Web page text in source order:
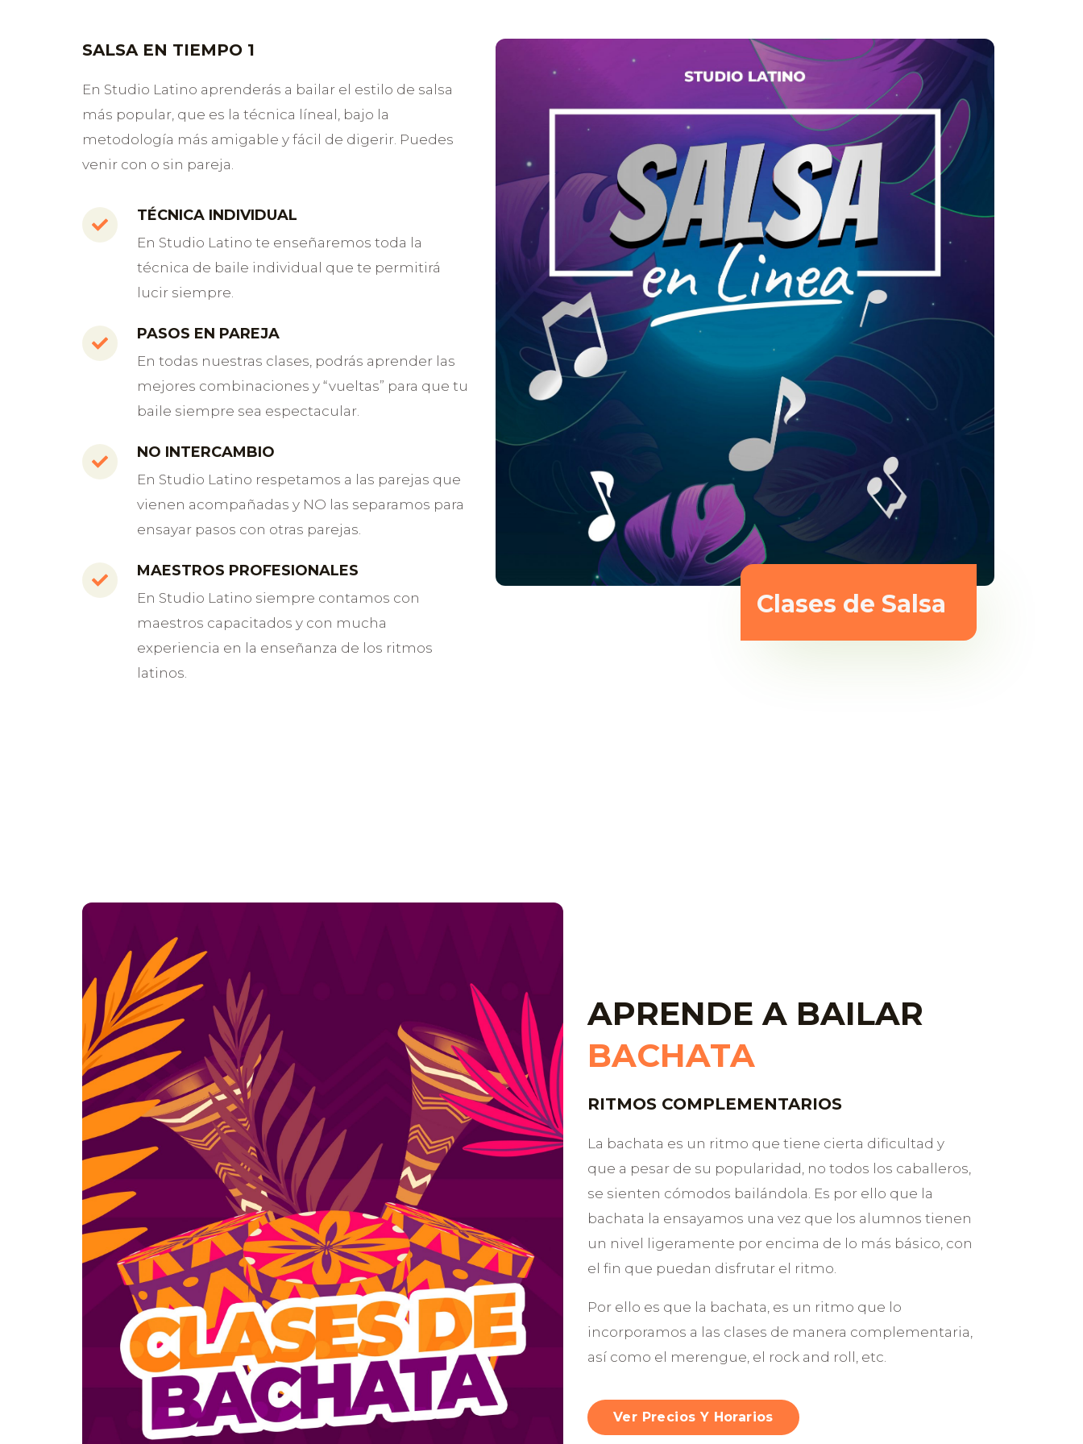
SALSA EN TIEMPO 1
En Studio Latino aprenderás a bailar el estilo de salsa
más popular, que es la técnica líneal, bajo la
metodología más amigable y fácil de digerir. Puedes
venir con o sin pareja.
TÉCNICA INDIVIDUAL
En Studio Latino te enseñaremos toda la
técnica de baile individual que te permitirá
lucir siempre.
PASOS EN PAREJA
En todas nuestras clases, podrás aprender las
mejores combinaciones y “vueltas” para que tu
baile siempre sea espectacular.
NO INTERCAMBIO
En Studio Latino respetamos a las parejas que
vienen acompañadas y NO las separamos para
ensayar pasos con otras parejas.
MAESTROS PROFESIONALES
En Studio Latino siempre contamos con
maestros capacitados y con mucha
experiencia en la enseñanza de los ritmos
latinos.
Clases de Salsa
APRENDE A BAILAR
BACHATA
RITMOS COMPLEMENTARIOS
La bachata es un ritmo que tiene cierta dificultad y
que a pesar de su popularidad, no todos los caballeros,
se sienten cómodos bailándola. Es por ello que la
bachata la ensayamos una vez que los alumnos tienen
un nivel ligeramente por encima de lo más básico, con
el fin que puedan disfrutar el ritmo.
Por ello es que la bachata, es un ritmo que lo
incorporamos a las clases de manera complementaria,
así como el merengue, el rock and roll, etc.
Ver Precios Y Horarios